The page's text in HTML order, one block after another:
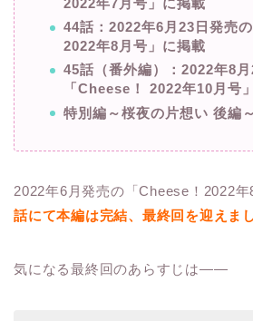
44話：2022年6月23日発売
2022年8月号」に掲載
45話（番外編）：2022年8
「Cheese！ 2022年10月号
特別編～桜夜の片想い 後編～
2022年6月発売の「Cheese！2022
話にて本編は完結、最終回を迎えまし
気になる最終回のあらすじは――